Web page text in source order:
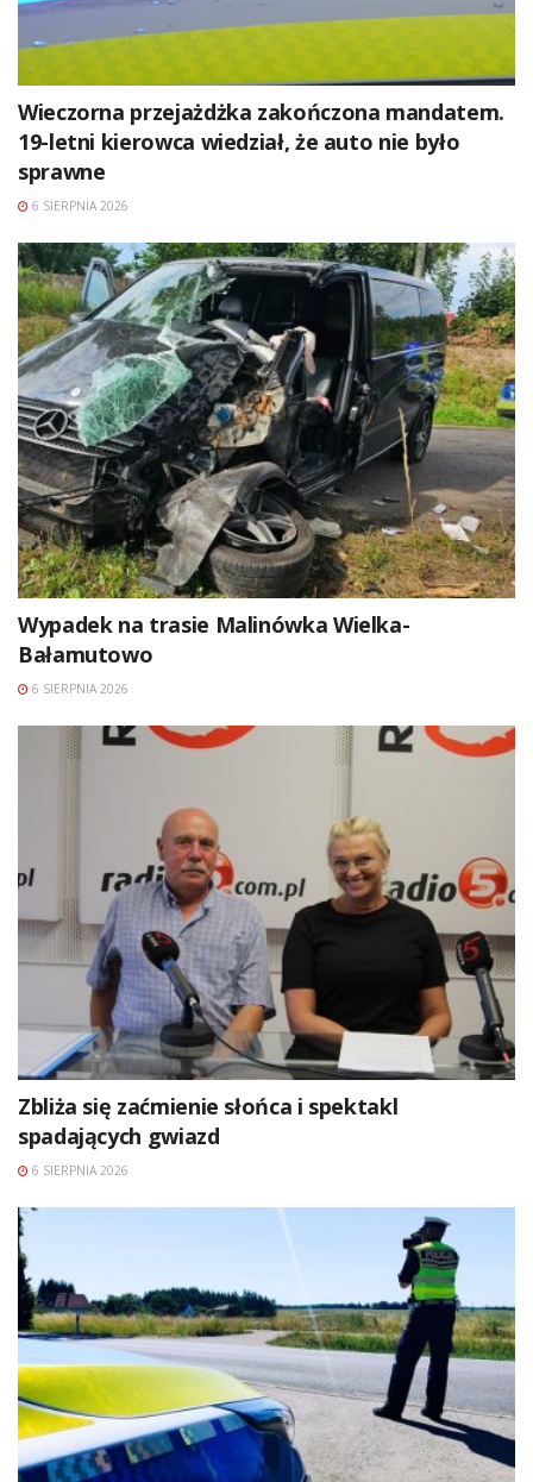
Wieczorna przejażdżka zakończona mandatem.
19-letni kierowca wiedział, że auto nie było
sprawne
6 SIERPNIA 2026
Wypadek na trasie Malinówka Wielka-
Bałamutowo
6 SIERPNIA 2026
Zbliża się zaćmienie słońca i spektakl
spadających gwiazd
6 SIERPNIA 2026